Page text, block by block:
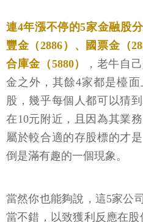
連4年漲不停的5家金融股
豐金（2886）、國票金（
合庫金（5880）
，老牛自
金之外，其餘4家都是檯
股，幾乎每個人都可以猜
在10元附近，且因為其業
屬於較合適的存股標的才
倒是滿有趣的一個現象。
當然你也能夠說，這5家公
當不錯，以致獲利反應在